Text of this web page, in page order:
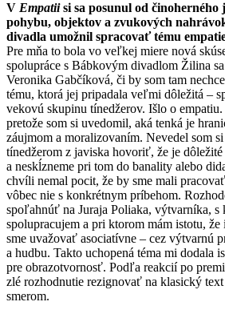
V Empatiisi sa posunul od
pohybu, objektov a zvukových
divadla umožnil spracovať tému
Pre mňa to bola vo veľkej miere nová
spolupráce s Bábkovým divadlom Žilina
Veronika Gabčíková, či by som tam
tému, ktorá jej pripadala veľmi dôležitá –
vekovú skupinu tínedžerov. Išlo o
pretože som si uvedomil, aká tenká je
záujmom a moralizovaním. Nevedel som
tínedžerom z javiska hovoriť, že je
a neskĺzneme pri tom do banality alebo
chvíli nemal pocit, že by sme mali
vôbec nie s konkrétnym príbehom.
spoľahnúť na Juraja Poliaka, výtvarníka, s
spolupracujem a pri ktorom mám istotu,
sme uvažovať asociatívne – cez výtvarnú
a hudbu. Takto uchopená téma mi dodala
pre obrazotvornosť. Podľa reakcií po
zlé rozhodnutie rezignovať na klasický
smerom.